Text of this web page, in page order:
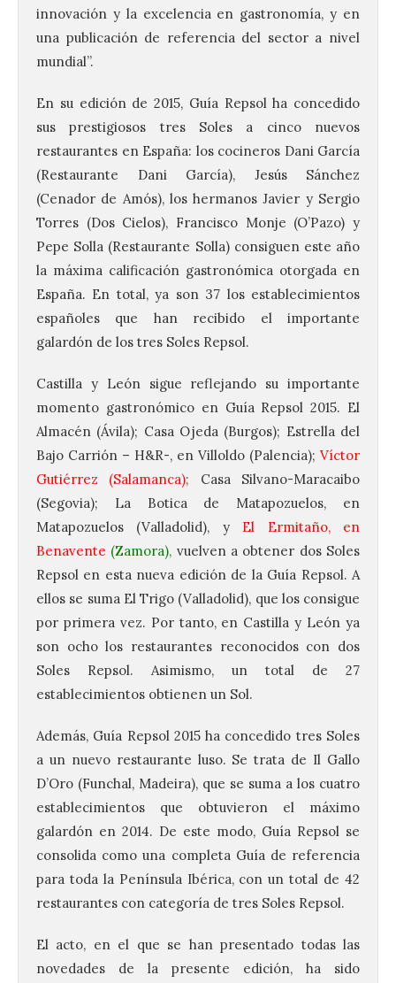
innovación y la excelencia en gastronomía, y en
una publicación de referencia del sector a nivel
mundial”.
En su edición de 2015, Guía Repsol ha concedido
sus prestigiosos tres Soles a cinco nuevos
restaurantes en España: los cocineros Dani García
(Restaurante Dani García), Jesús Sánchez
(Cenador de Amós), los hermanos Javier y Sergio
Torres (Dos Cielos), Francisco Monje (O’Pazo) y
Pepe Solla (Restaurante Solla) consiguen este año
la máxima calificación gastronómica otorgada en
España. En total, ya son 37 los establecimientos
españoles que han recibido el importante
galardón de los tres Soles Repsol.
Castilla y León sigue reflejando su importante
momento gastronómico en Guía Repsol 2015. El
Almacén (Ávila); Casa Ojeda (Burgos); Estrella del
Bajo Carrión – H&R-, en Villoldo (Palencia); Víctor
Gutiérrez (Salamanca); Casa Silvano-Maracaibo
(Segovia); La Botica de Matapozuelos, en
Matapozuelos (Valladolid), y El Ermitaño, en
Benavente (Zamora), vuelven a obtener dos Soles
Repsol en esta nueva edición de la Guía Repsol. A
ellos se suma El Trigo (Valladolid), que los consigue
por primera vez. Por tanto, en Castilla y León ya
son ocho los restaurantes reconocidos con dos
Soles Repsol. Asimismo, un total de 27
establecimientos obtienen un Sol.
Además, Guía Repsol 2015 ha concedido tres Soles
a un nuevo restaurante luso. Se trata de Il Gallo
D’Oro (Funchal, Madeira), que se suma a los cuatro
establecimientos que obtuvieron el máximo
galardón en 2014. De este modo, Guía Repsol se
consolida como una completa Guía de referencia
para toda la Península Ibérica, con un total de 42
restaurantes con categoría de tres Soles Repsol.
El acto, en el que se han presentado todas las
novedades de la presente edición, ha sido